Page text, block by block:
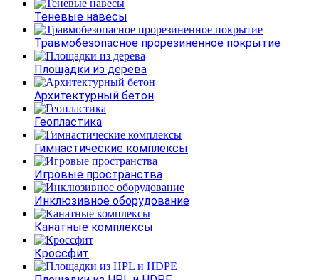
Теневые навесы
Травмобезопасное прорезиненное покрытие
Площадки из дерева
Архитектурный бетон
Геопластика
Гимнастические комплексы
Игровые пространства
Инклюзивное оборудование
Канатные комплексы
Кроссфит